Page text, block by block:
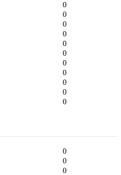
0
0
0
0
0
0
0
0
0
0
0
0
0
0